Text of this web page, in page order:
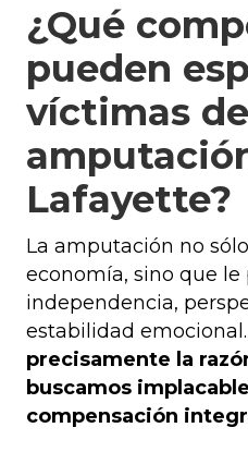
¿Qué
pueden
víctimas de
Lafayette?
La amputación no
economía, sino que le
independencia,
estabilidad emocional.
precisamente la
buscamos
compensación